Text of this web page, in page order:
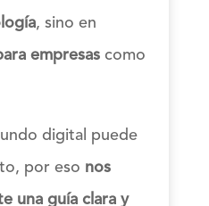
, sino en
empresascomo
digital puede
por eso nos
una guía clara y